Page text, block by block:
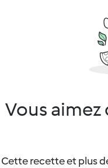
Vous aimez
Cette recette et plus